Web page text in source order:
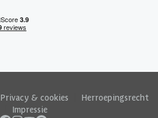
Privacy & cookies
Herroepingsrecht
Impressie